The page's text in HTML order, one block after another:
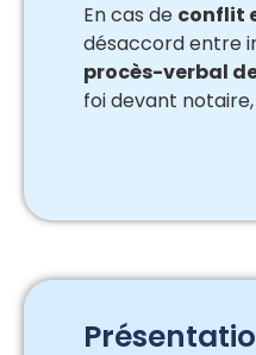
En cas de conflit
désaccord entre
procès-verbal
foi devant